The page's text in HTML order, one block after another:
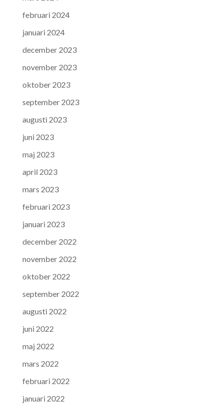
februari 2024
januari 2024
december 2023
november 2023
oktober 2023
september 2023
augusti 2023
juni 2023
maj 2023
april 2023
mars 2023
februari 2023
januari 2023
december 2022
november 2022
oktober 2022
september 2022
augusti 2022
juni 2022
maj 2022
mars 2022
februari 2022
januari 2022